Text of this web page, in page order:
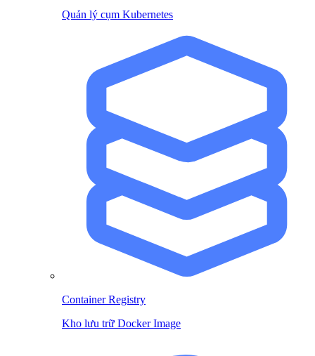
Quản lý cụm Kubernetes
Container Registry
Kho lưu trữ Docker Image